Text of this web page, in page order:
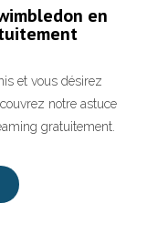
en
et vous désirez
notre astuce
gratuitement.